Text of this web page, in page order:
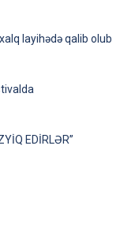
layihədə qalib olub
EDİRLƏR”